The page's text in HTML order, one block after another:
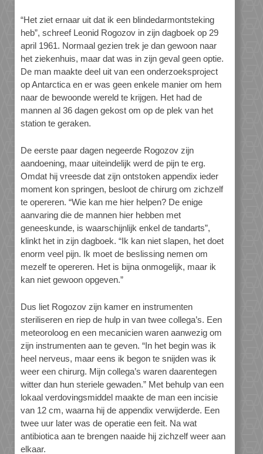
“Het ziet ernaar uit dat ik een blindedarmontsteking
heb”, schreef Leonid Rogozov in zijn dagboek op 29
april 1961. Normaal gezien trek je dan gewoon naar
het ziekenhuis, maar dat was in zijn geval geen optie.
De man maakte deel uit van een onderzoeksproject
op Antarctica en er was geen enkele manier om hem
naar de bewoonde wereld te krijgen. Het had de
mannen al 36 dagen gekost om op de plek van het
station te geraken.
De eerste paar dagen negeerde Rogozov zijn
aandoening, maar uiteindelijk werd de pijn te erg.
Omdat hij vreesde dat zijn ontstoken appendix ieder
moment kon springen, besloot de chirurg om zichzelf
te opereren. “Wie kan me hier helpen? De enige
aanvaring die de mannen hier hebben met
geneeskunde, is waarschijnlijk enkel de tandarts”,
klinkt het in zijn dagboek. “Ik kan niet slapen, het doet
enorm veel pijn. Ik moet de beslissing nemen om
mezelf te opereren. Het is bijna onmogelijk, maar ik
kan niet gewoon opgeven.”
Dus liet Rogozov zijn kamer en instrumenten
steriliseren en riep de hulp in van twee collega’s. Een
meteoroloog en een mecanicien waren aanwezig om
zijn instrumenten aan te geven. “In het begin was ik
heel nerveus, maar eens ik begon te snijden was ik
weer een chirurg. Mijn collega’s waren daarentegen
witter dan hun steriele gewaden.” Met behulp van een
lokaal verdovingsmiddel maakte de man een incisie
van 12 cm, waarna hij de appendix verwijderde. Een
twee uur later was de operatie een feit. Na wat
antibiotica aan te brengen naaide hij zichzelf weer aan
elkaar.